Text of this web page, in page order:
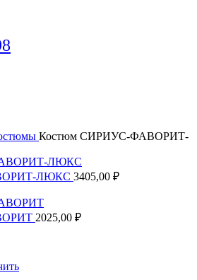
Костюм СИРИУС-ФАВОРИТ-
ЛЮКС 3405,00 ₽
2025,00 ₽